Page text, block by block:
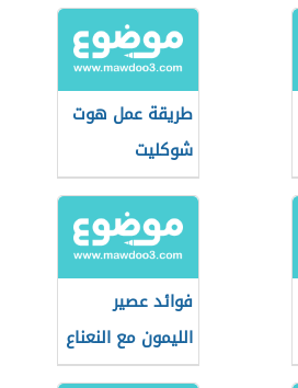
طريقة عمل هوت
شوكليت
فوائد عصير
الليمون مع النعناع